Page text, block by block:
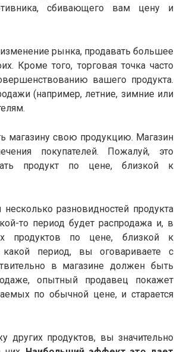
сбивающего вам цену и
рынка, продавать большее
Кроме того, торговая точка часто
вашего продукта.
(например, летние, зимние или
свою продукцию. Магазин
покупателей. Пожалуй, это
продукт по цене, близкой к
разновидностей продукта
то период будет распродажа и, в
продуктов по цене, близкой к
период, вы оговариваете с
в магазине должен быть
опытный продавец покажет
по обычной цене, и старается
продуктов, вы значительно